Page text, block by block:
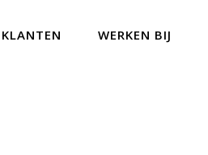
WERKEN BIJ